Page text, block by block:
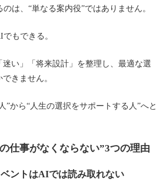
は、“単なる案内役”ではありません。
もできる。
い」「将来設計」を整理し、最適な選
きません。
”から“人生の選択をサポートする人”へと
仕事がなくならない”3つの理由
ントはAIでは読み取れない